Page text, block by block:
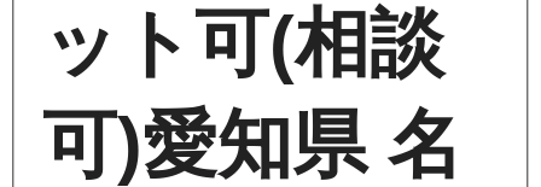
ット可(相談
可)愛知県 名